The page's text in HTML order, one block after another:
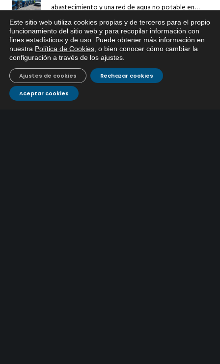
abastecimiento y una red de agua no potable en
Ingeniero Ruiz de Azúa
Caracterización ZA Córdoba Red Quemadas- 1ª Sem
2026
9 julio, 2026
Caracterización ZA Córdoba Red Carrera Caballo-1º
Sem 2026
9 julio, 2026
Este sitio web utiliza cookies propias y de terceros para el propio
funcionamiento del sitio web y para recopilar información con
fines estadísticos y de uso. Puede obtener más información en
nuestra Política de Cookies , o bien conocer cómo cambiar la
configuración a través de los ajustes
Aceptar cookies
Rechazar cookies
Ajustes de cookies
Si tiene cualquier duda sobre
EMACSA, haga click abajo.